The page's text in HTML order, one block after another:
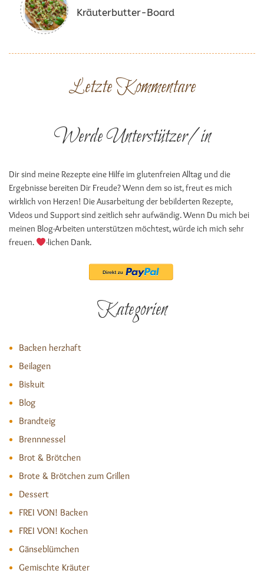
Kräuterbutter-Board
Letzte Kommentare
Werde Unterstützer/in
Dir sind meine Rezepte eine Hilfe im glutenfreien Alltag und die
Ergebnisse bereiten Dir Freude? Wenn dem so ist, freut es mich
wirklich von Herzen! Die Ausarbeitung der bebilderten Rezepte,
Videos und Support sind zeitlich sehr aufwändig. Wenn Du mich bei
meinen Blog-Arbeiten unterstützen möchtest, würde ich mich sehr
freuen.
-lichen Dank.
Kategorien
Backen herzhaft
Beilagen
Biskuit
Blog
Brandteig
Brennnessel
Brot & Brötchen
Brote & Brötchen zum Grillen
Dessert
FREI VON! Backen
FREI VON! Kochen
Gänseblümchen
Gemischte Kräuter